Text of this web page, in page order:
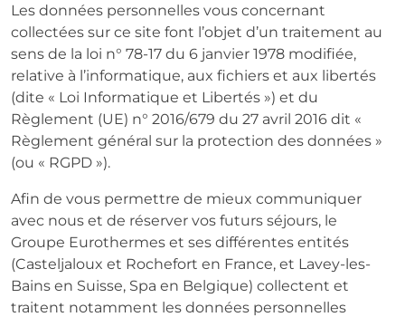
Les données personnelles vous concernant
collectées sur ce site font l’objet d’un traitement au
sens de la loi n° 78-17 du 6 janvier 1978 modifiée,
relative à l’informatique, aux fichiers et aux libertés
(dite « Loi Informatique et Libertés ») et du
Règlement (UE) n° 2016/679 du 27 avril 2016 dit «
Règlement général sur la protection des données »
(ou « RGPD »).
Afin de vous permettre de mieux communiquer
avec nous et de réserver vos futurs séjours, le
Groupe Eurothermes et ses différentes entités
(Casteljaloux et Rochefort en France, et Lavey-les-
Bains en Suisse, Spa en Belgique) collectent et
traitent notamment les données personnelles